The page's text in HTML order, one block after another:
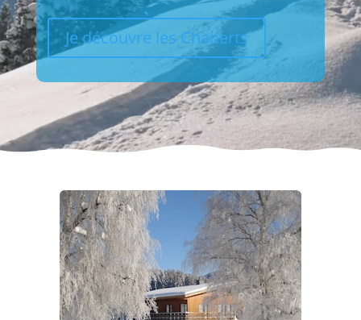
Je découvre les Chaberts